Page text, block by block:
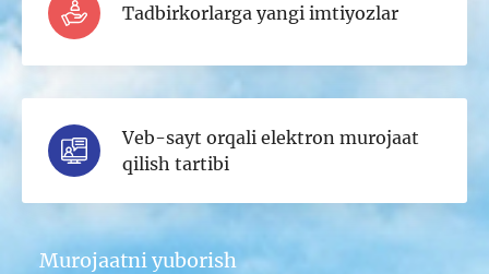
Tadbirkorlarga yangi imtiyozlar
Veb-sayt orqali elektron murojaat
qilish tartibi
Murojaatni yuborish